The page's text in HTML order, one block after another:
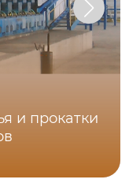
и прокатки